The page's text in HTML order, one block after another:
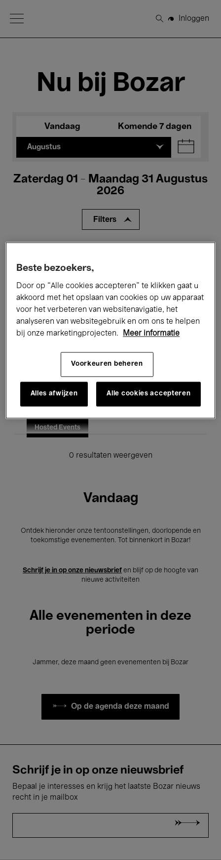
Open Menu
Zoeken
Inloggen
Nu bij Bozar
Vandaag Komende 7 dagen
Augustus
Zaterdag 01 - Maandag 31 Augustus
2026
Filters
Performances Lezingen & Debatten
Jazz Klassieke Muziek Global Music
Voor iedereen Kids’ Palace
Onderwijs Rondleidingen
Hosted Events
0 resultaten weergeven
Vandaag
Ontdek hieronder onze tentoonstellingen, doorlopende en
toekomstige evenementen. Tot binnenkort in Bozar!
Schrijf je in op onze nieuwsbrief en blijf op de hoogte van
nieuwe activiteiten
Alle evenementen in deze
periode
Jammer, deze maand geen evenementen bij Bozar
Op de agenda deze maand
Schrijf je in op onze nieuwsbrief
Bepaal je interesses en krijg het laatste Bozar nieuws
recht in je mailbox
Beste bezoekers,
Door op “Alle cookies accepteren” te klikken gaat u
akkoord met het opslaan van cookies op uw apparaat
voor het verbeteren van websitenavigatie, het
analyseren van websitegebruik en om ons te helpen
bij onze marketingprojecten.
Meer informatie
Voorkeuren beheren
Alles afwijzen Alle cookies accepteren